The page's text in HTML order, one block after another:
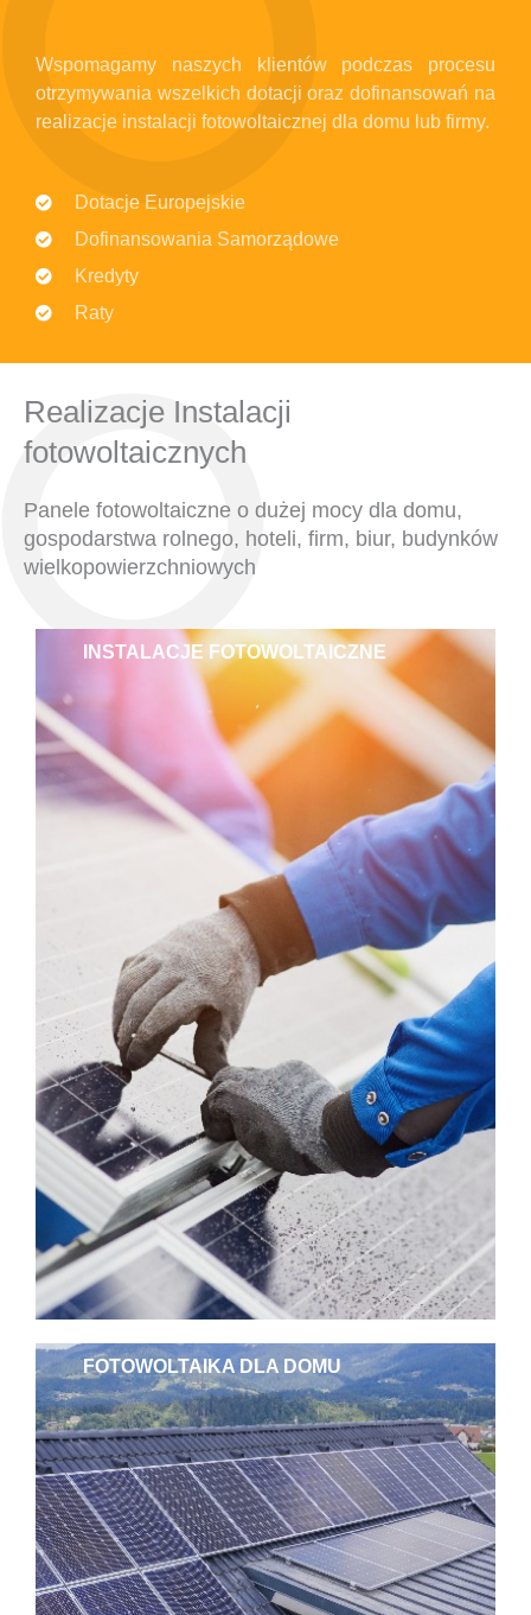
Wspomagamy naszych klientów podczas procesu
otrzymywania wszelkich dotacji oraz dofinansowań na
realizacje instalacji fotowoltaicznej dla domu lub firmy.
Dotacje Europejskie
Dofinansowania Samorządowe
Kredyty
Raty
Realizacje Instalacji
fotowoltaicznych
Panele fotowoltaiczne o dużej mocy dla domu,
gospodarstwa rolnego, hoteli, firm, biur, budynków
wielkopowierzchniowych
INSTALACJE FOTOWOLTAICZNE
FOTOWOLTAIKA DLA DOMU